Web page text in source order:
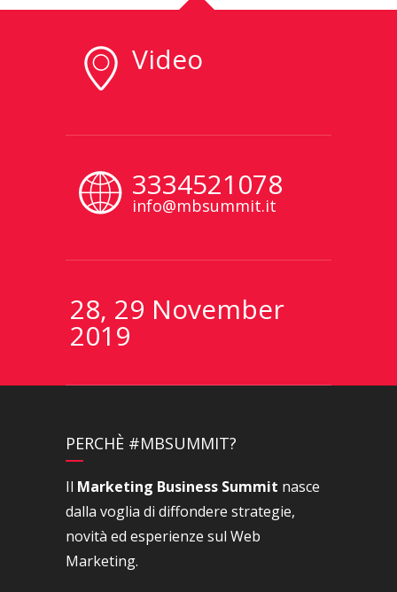
Video
3334521078
info@mbsummit.it
28, 29 November
2019
PERCHÈ #MBSUMMIT?
Il Marketing Business Summit nasce
dalla voglia di diffondere strategie,
novità ed esperienze sul Web
Marketing.